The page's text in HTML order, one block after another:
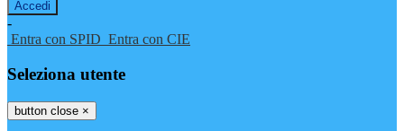
-
Entra con SPID Entra con CIE
Seleziona utente
button close ×